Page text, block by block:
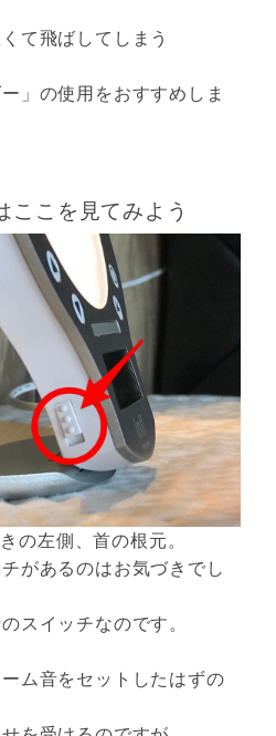
て飛ばしてしまう
」の使用をおすすめしま
ここを見てみよう
の左側、首の根元。
があるのはお気づきでし
スイッチなのです。
ム音をセットしたはずの